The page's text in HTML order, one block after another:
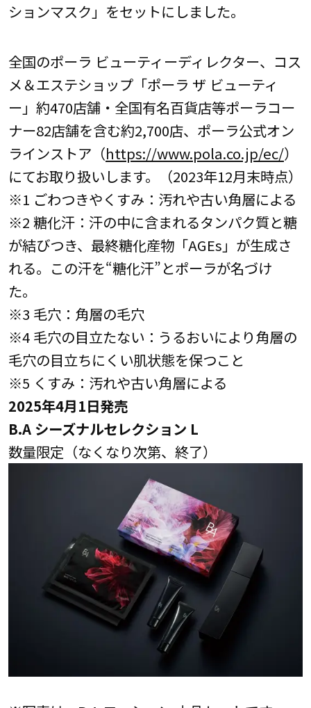
ションマスク」をセットにしました。
全国のポーラ ビューティーディレクター、コス
メ＆エステショップ「ポーラ ザ ビューティ
ー」約470店舗・全国有名百貨店等ポーラコー
ナー82店舗を含む約2,700店、ポーラ公式オン
ラインストア（https://www.pola.co.jp/ec/）
にてお取り扱いします。（2023年12月末時点）
※1 ごわつきやくすみ：汚れや古い角層による
※2 糖化汗：汗の中に含まれるタンパク質と糖
が結びつき、最終糖化産物「AGEs」が生成さ
れる。この汗を“糖化汗”とポーラが名づけ
た。
※3 毛穴：角層の毛穴
※4 毛穴の目立たない：うるおいにより角層の
毛穴の目立ちにくい肌状態を保つこと
※5 くすみ：汚れや古い角層による
2025年4月1日発売
B.A シーズナルセレクション L
数量限定（なくなり次第、終了）